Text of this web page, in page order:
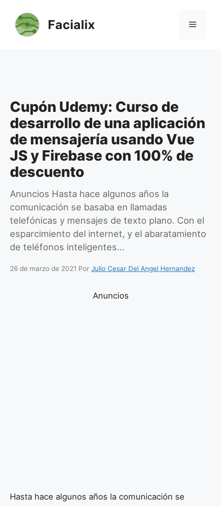
contenido
Facialix Menú
Cupón Udemy: Curso de
desarrollo de una aplicación
de mensajería usando Vue
JS y Firebase con 100% de
descuento
Anuncios Hasta hace algunos años la
comunicación se basaba en llamadas
telefónicas y mensajes de texto plano. Con el
esparcimiento del internet, y el abaratamiento
de teléfonos inteligentes…
26 de marzo de 2021 Por Julio Cesar Del Angel Hernandez
Anuncios
Hasta hace algunos años la comunicación se